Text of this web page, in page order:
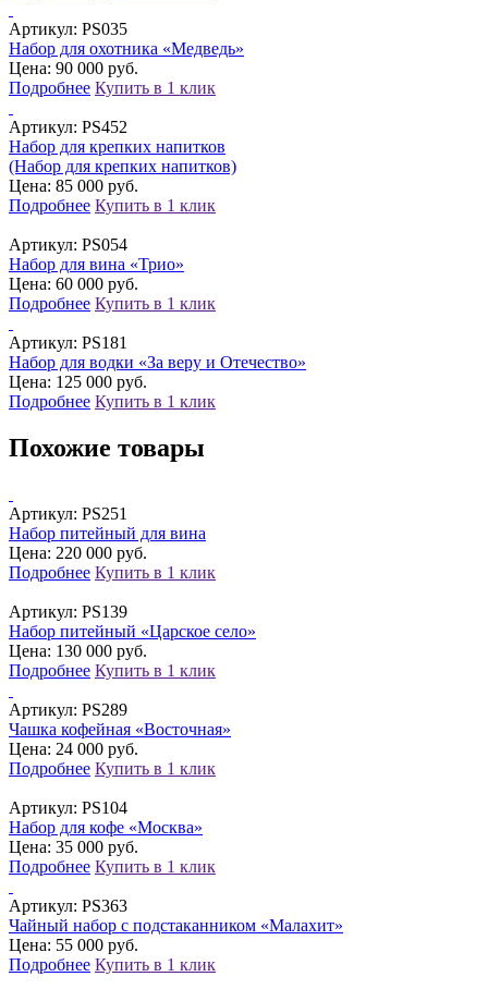
Артикул: PS035
Набор для охотника «Медведь»
Цена: 90 000 руб.
Подробнее Купить в 1 клик
Артикул: PS452
Набор для крепких напитков
(Набор для крепких напитков)
Цена: 85 000 руб.
Подробнее Купить в 1 клик
Артикул: PS054
Набор для вина «Трио»
Цена: 60 000 руб.
Подробнее Купить в 1 клик
Артикул: PS181
Набор для водки «За веру и Отечество»
Цена: 125 000 руб.
Подробнее Купить в 1 клик
Похожие товары
Артикул: PS251
Набор питейный для вина
Цена: 220 000 руб.
Подробнее Купить в 1 клик
Артикул: PS139
Набор питейный «Царское село»
Цена: 130 000 руб.
Подробнее Купить в 1 клик
Артикул: PS289
Чашка кофейная «Восточная»
Цена: 24 000 руб.
Подробнее Купить в 1 клик
Артикул: PS104
Набор для кофе «Москва»
Цена: 35 000 руб.
Подробнее Купить в 1 клик
Артикул: PS363
Чайный набор с подстаканником «Малахит»
Цена: 55 000 руб.
Подробнее Купить в 1 клик